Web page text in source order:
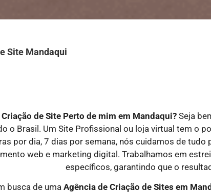
Site Mandaqui
Criação de Site Perto de mim em Mandaqui? Seja
o Brasil. Um Site Profissional ou loja virtual tem o
por dia, 7 dias por semana, nós cuidamos de
web e marketing digital. Trabalhamos em
específicos, garantindo que o
busca de uma Agência de Criação de Sites em